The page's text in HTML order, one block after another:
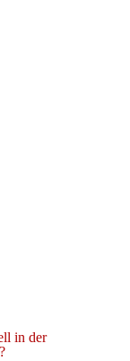
in der